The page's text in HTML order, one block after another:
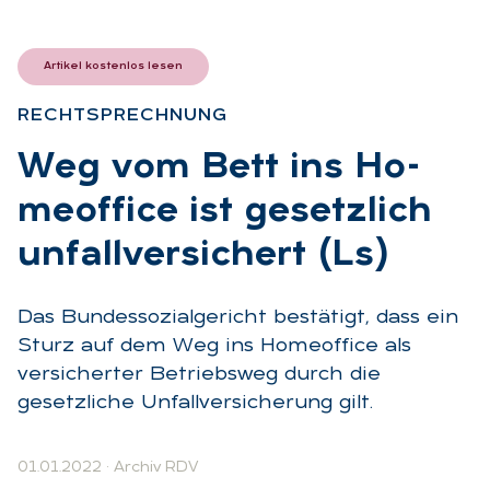
Artikel kostenlos lesen
RECHT­SPRECH­NUNG
:
Weg vom Bett ins Ho­
me­of­fice ist ge­setz­lich
un­fall­ver­si­chert (Ls)
Das Bundessozialgericht bestätigt, dass ein
Sturz auf dem Weg ins Homeoffice als
versicherter Betriebsweg durch die
gesetzliche Unfallversicherung gilt.
01.01.2022 · Archiv RDV